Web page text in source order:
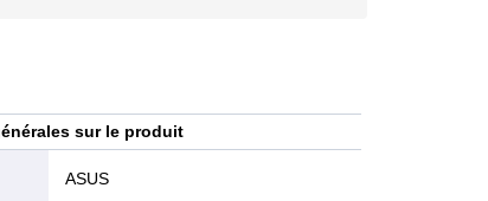
sur le produit
ASUS